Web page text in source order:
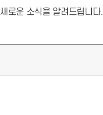
새로운 소식을 알려드립니다.